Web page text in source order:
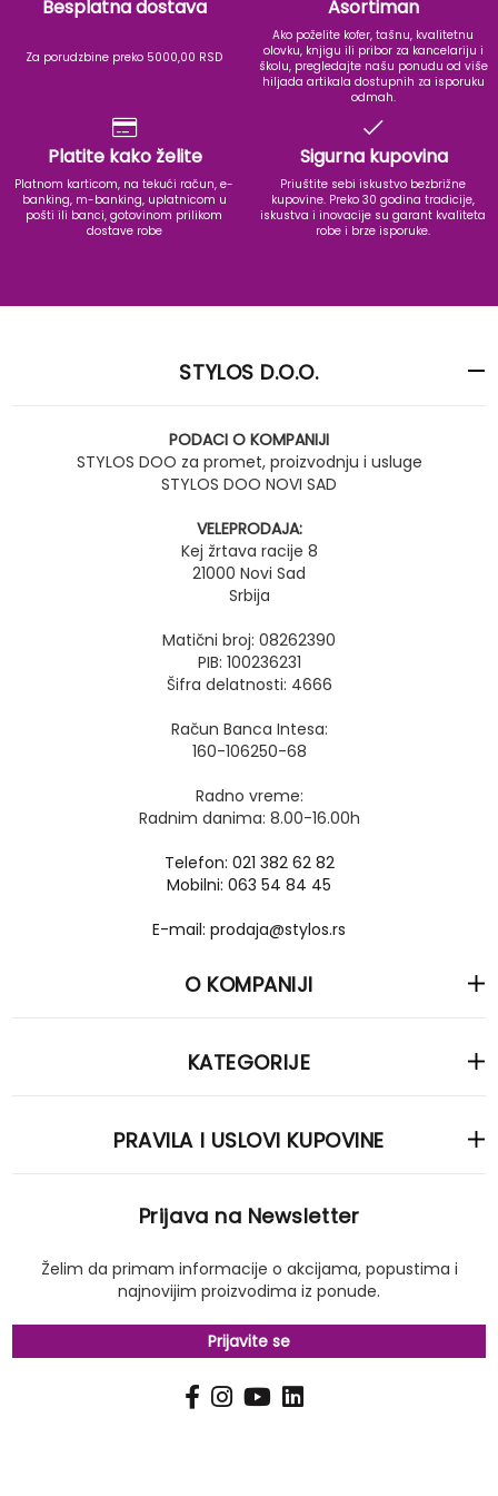
Besplatna dostava
Za porudzbine preko 5000,00 RSD
Asortiman
Ako poželite kofer, tašnu, kvalitetnu
olovku, knjigu ili pribor za kancelariju i
školu, pregledajte našu ponudu od više
hiljada artikala dostupnih za isporuku
odmah.
Platite kako želite
Platnom karticom, na tekući račun, e-
banking, m-banking, uplatnicom u
pošti ili banci, gotovinom prilikom
dostave robe
Sigurna kupovina
Priuštite sebi iskustvo bezbrižne
kupovine. Preko 30 godina tradicije,
iskustva i inovacije su garant kvaliteta
robe i brze isporuke.
STYLOS D.O.O.
PODACI O KOMPANIJI
STYLOS DOO za promet, proizvodnju i usluge
STYLOS DOO NOVI SAD
VELEPRODAJA:
Kej žrtava racije 8
21000 Novi Sad
Srbija
Matični broj: 08262390
PIB: 100236231
Šifra delatnosti: 4666
Račun Banca Intesa:
160-106250-68
Radno vreme:
Radnim danima: 8.00-16.00h
Telefon: 021 382 62 82
Mobilni: 063 54 84 45
E-mail: prodaja@stylos.rs
O KOMPANIJI
KATEGORIJE
PRAVILA I USLOVI KUPOVINE
Prijava na Newsletter
Želim da primam informacije o akcijama, popustima i
najnovijim proizvodima iz ponude.
Prijavite se